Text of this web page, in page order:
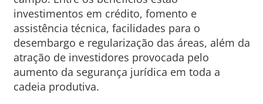
investimentos em crédito, fomento e
assistência técnica, facilidades para o
desembargo e regularização das áreas, além da
atração de investidores provocada pelo
aumento da segurança jurídica em toda a
cadeia produtiva.